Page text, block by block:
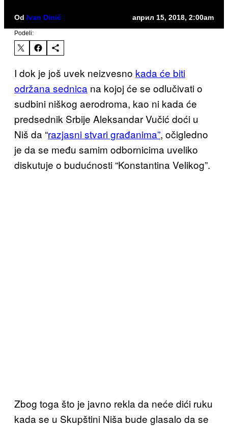
Od Ivan Dinić април 15, 2018, 2:00am
Podeli:
I dok je još uvek neizvesno kada će biti
održana sednica na kojoj će se odlučivati o
sudbini niškog aerodroma, kao ni kada će
predsednik Srbije Aleksandar Vučić doći u
Niš da “razjasni stvari građanima”, očigledno
je da se među samim odbornicima uveliko
diskutuje o budućnosti “Konstantina Velikog”.
Zbog toga što je javno rekla da neće dići ruku
kada se u Skupštini Niša bude glasalo da se